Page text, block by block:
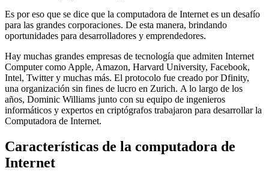
Es por eso que se dice que la computadora de Internet es un desafío
para las grandes corporaciones. De esta manera, brindando
oportunidades para desarrolladores y emprendedores.
Hay muchas grandes empresas de tecnología que admiten Internet
Computer como Apple, Amazon, Harvard University, Facebook,
Intel, Twitter y muchas más. El protocolo fue creado por Dfinity,
una organización sin fines de lucro en Zurich. A lo largo de los
años, Dominic Williams junto con su equipo de ingenieros
informáticos y expertos en criptógrafos trabajaron para desarrollar la
Computadora de Internet.
Características de la computadora de
Internet